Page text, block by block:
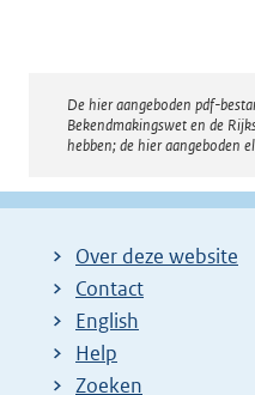
Disclaimer
De hier aangeboden pdf-
Bekendmakingswet en de
hebben; de hier aangeboden
Over deze website
Contact
English
Help
Zoeken